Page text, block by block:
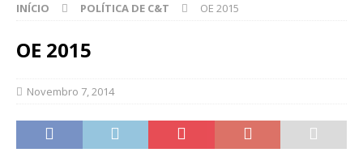
INÍCIO POLÍTICA DE C&T OE 2015
OE 2015
Novembro 7, 2014